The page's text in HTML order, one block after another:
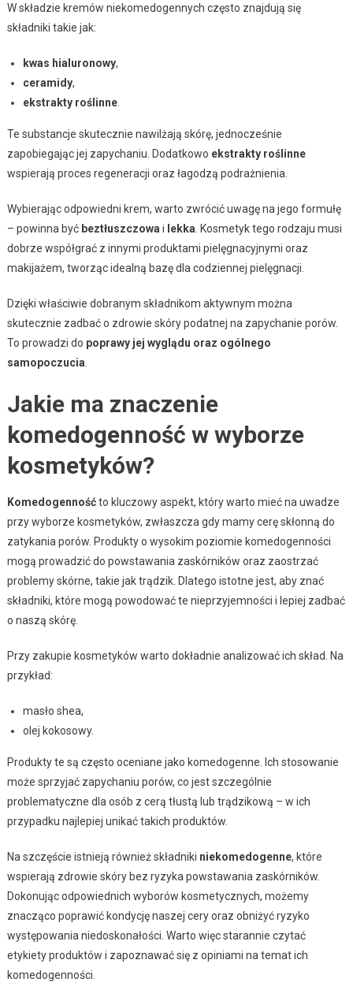
W składzie kremów niekomedogennych często znajdują się
składniki takie jak:
kwas hialuronowy,
ceramidy,
ekstrakty roślinne.
Te substancje skutecznie nawilżają skórę, jednocześnie
zapobiegając jej zapychaniu. Dodatkowo ekstrakty roślinne
wspierają proces regeneracji oraz łagodzą podrażnienia.
Wybierając odpowiedni krem, warto zwrócić uwagę na jego formułę
– powinna być beztłuszczowa i lekka . Kosmetyk tego rodzaju musi
dobrze współgrać z innymi produktami pielęgnacyjnymi oraz
makijażem, tworząc idealną bazę dla codziennej pielęgnacji.
Dzięki właściwie dobranym składnikom aktywnym można
skutecznie zadbać o zdrowie skóry podatnej na zapychanie porów.
To prowadzi do poprawy jej wyglądu oraz ogólnego
samopoczucia
Jakie ma znaczenie
komedogenność w wyborze
kosmetyków?
Komedogennośćto kluczowy aspekt, który warto mieć na uwadze
przy wyborze kosmetyków, zwłaszcza gdy mamy cerę skłonną do
zatykania porów. Produkty o wysokim poziomie komedogenności
mogą prowadzić do powstawania zaskórników oraz zaostrzać
problemy skórne, takie jak trądzik. Dlatego istotne jest, aby znać
składniki, które mogą powodować te nieprzyjemności i lepiej zadbać
o naszą skórę.
Przy zakupie kosmetyków warto dokładnie analizować ich skład. Na
przykład:
masło shea,
olej kokosowy.
Produkty te są często oceniane jako komedogenne. Ich stosowanie
może sprzyjać zapychaniu porów, co jest szczególnie
problematyczne dla osób z cerą tłustą lub trądzikową – w ich
przypadku najlepiej unikać takich produktów.
Na szczęście istnieją również składniki niekomedogenne, które
wspierają zdrowie skóry bez ryzyka powstawania zaskórników.
Dokonując odpowiednich wyborów kosmetycznych, możemy
znacząco poprawić kondycję naszej cery oraz obniżyć ryzyko
występowania niedoskonałości. Warto więc starannie czytać
etykiety produktów i zapoznawać się z opiniami na temat ich
komedogenności.